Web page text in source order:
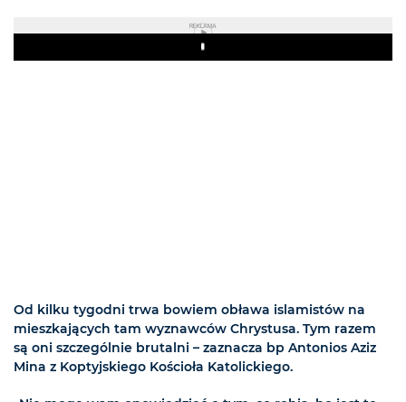
REKLAMA
Play
Od kilku tygodni trwa bowiem obława islamistów na
mieszkających tam wyznawców Chrystusa. Tym razem
są oni szczególnie brutalni – zaznacza bp Antonios Aziz
Mina z Koptyjskiego Kościoła Katolickiego.